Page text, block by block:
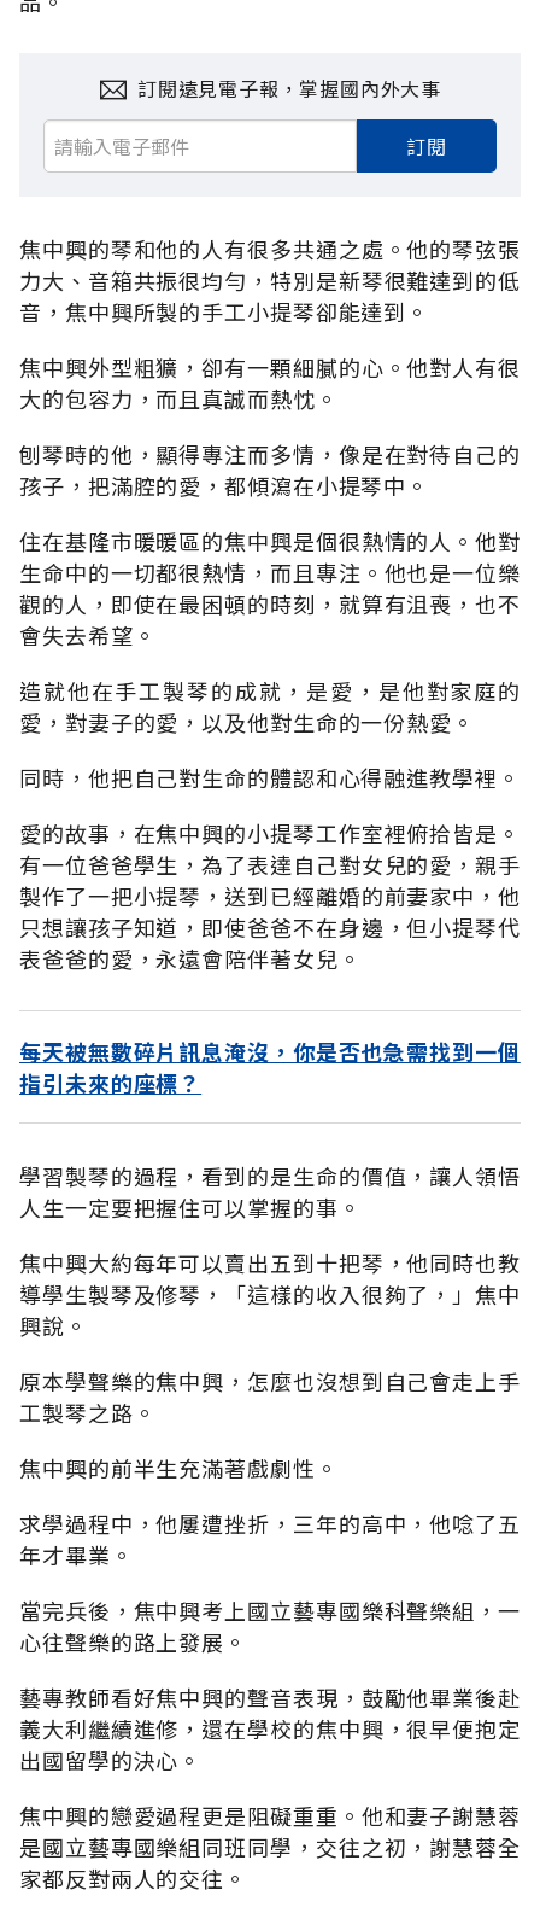
訂閱遠見電子報，掌握國內外大事
訂閱
焦中興的琴和他的人有很多共通之處。他的琴弦張
力大、音箱共振很均勻，特別是新琴很難達到的低
音，焦中興所製的手工小提琴卻能達到。
焦中興外型粗獷，卻有一顆細膩的心。他對人有很
大的包容力，而且真誠而熱忱。
刨琴時的他，顯得專注而多情，像是在對待自己的
孩子，把滿腔的愛，都傾瀉在小提琴中。
住在基隆市暖暖區的焦中興是個很熱情的人。他對
生命中的一切都很熱情，而且專注。他也是一位樂
觀的人，即使在最困頓的時刻，就算有沮喪，也不
會失去希望。
造就他在手工製琴的成就，是愛，是他對家庭的
愛，對妻子的愛，以及他對生命的一份熱愛。
同時，他把自己對生命的體認和心得融進教學裡。
愛的故事，在焦中興的小提琴工作室裡俯拾皆是。
有一位爸爸學生，為了表達自己對女兒的愛，親手
製作了一把小提琴，送到已經離婚的前妻家中，他
只想讓孩子知道，即使爸爸不在身邊，但小提琴代
表爸爸的愛，永遠會陪伴著女兒。
每天被無數碎片訊息淹沒，你是否也急需找到一個
指引未來的座標？
學習製琴的過程，看到的是生命的價值，讓人領悟
人生一定要把握住可以掌握的事。
焦中興大約每年可以賣出五到十把琴，他同時也教
導學生製琴及修琴，「這樣的收入很夠了，」焦中
興說。
原本學聲樂的焦中興，怎麼也沒想到自己會走上手
工製琴之路。
焦中興的前半生充滿著戲劇性。
求學過程中，他屢遭挫折，三年的高中，他唸了五
年才畢業。
當完兵後，焦中興考上國立藝專國樂科聲樂組，一
心往聲樂的路上發展。
藝專教師看好焦中興的聲音表現，鼓勵他畢業後赴
義大利繼續進修，還在學校的焦中興，很早便抱定
出國留學的決心。
焦中興的戀愛過程更是阻礙重重。他和妻子謝慧蓉
是國立藝專國樂組同班同學，交往之初，謝慧蓉全
家都反對兩人的交往。